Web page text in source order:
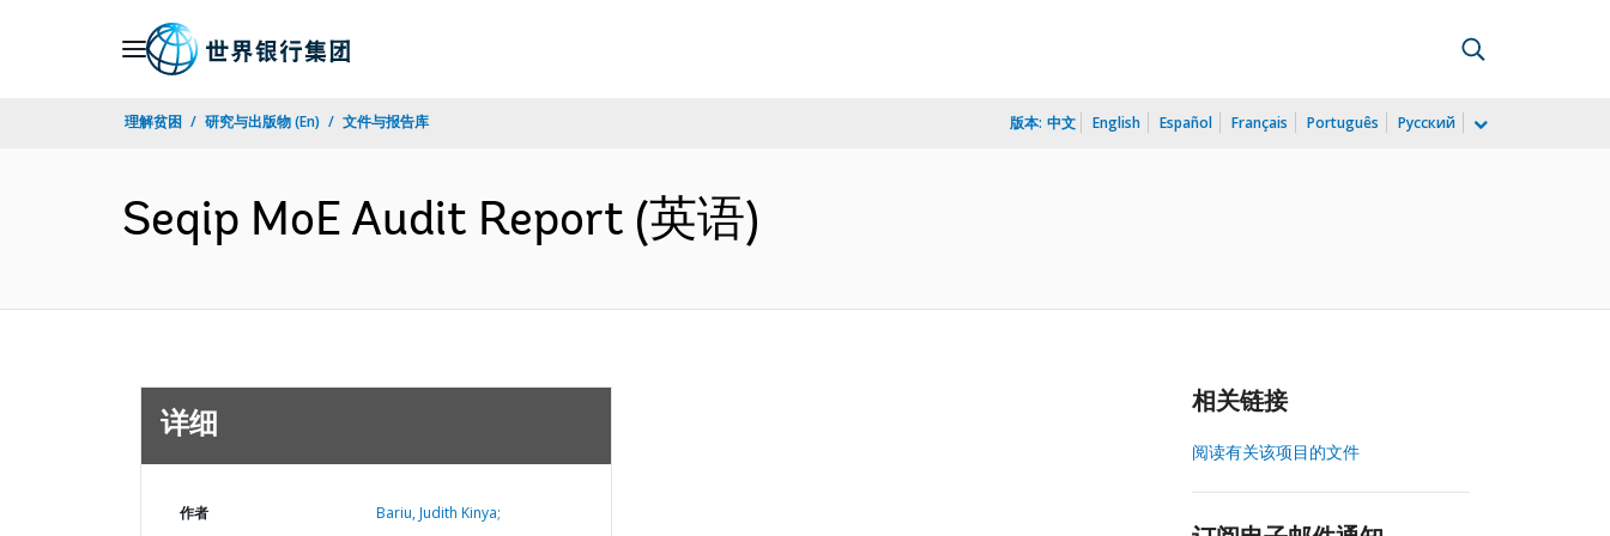
理解贫困 研究与出版物 (En) 文件与报告库 版本: 中文 English Español Français Português Русский
Seqip MoE Audit Report (英语)
详细
作者 Bariu, Judith Kinya;
相关链接
阅读有关该项目的文件